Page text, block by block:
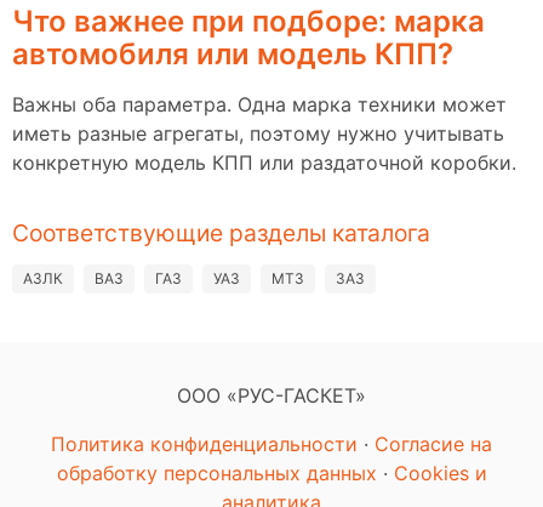
Что важнее при подборе: марка
автомобиля или модель КПП?
Важны оба параметра. Одна марка техники может
иметь разные агрегаты, поэтому нужно учитывать
конкретную модель КПП или раздаточной коробки.
Соответствующие разделы каталога
АЗЛК ВАЗ ГАЗ УАЗ МТЗ ЗАЗ
ООО «РУС-ГАСКЕТ»
Политика конфиденциальности · Согласие на
обработку персональных данных · Cookies и